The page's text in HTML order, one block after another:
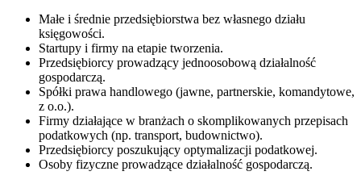
Małe i średnie przedsiębiorstwa bez własnego działu
księgowości.
Startupy i firmy na etapie tworzenia.
Przedsiębiorcy prowadzący jednoosobową działalność
gospodarczą.
Spółki prawa handlowego (jawne, partnerskie, komandytowe,
z o.o.).
Firmy działające w branżach o skomplikowanych przepisach
podatkowych (np. transport, budownictwo).
Przedsiębiorcy poszukujący optymalizacji podatkowej.
Osoby fizyczne prowadzące działalność gospodarczą.